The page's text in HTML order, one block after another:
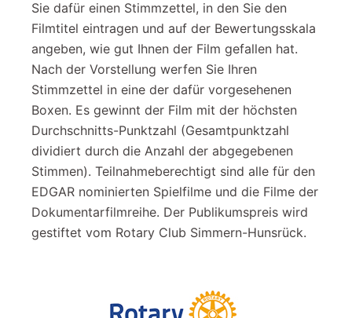
Sie dafür einen Stimmzettel, in den Sie den
Filmtitel eintragen und auf der Bewertungsskala
angeben, wie gut Ihnen der Film gefallen hat.
Nach der Vorstellung werfen Sie Ihren
Stimmzettel in eine der dafür vorgesehenen
Boxen. Es gewinnt der Film mit der höchsten
Durchschnitts-Punktzahl (Gesamtpunktzahl
dividiert durch die Anzahl der abgegebenen
Stimmen). Teilnahmeberechtigt sind alle für den
EDGAR nominierten Spielfilme und die Filme der
Dokumentarfilmreihe. Der Publikumspreis wird
gestiftet vom Rotary Club Simmern-Hunsrück.